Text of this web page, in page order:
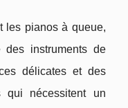
les pianos à queue,
instruments de
délicates et des
qui nécessitent un